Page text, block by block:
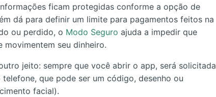
ficam protegidas conforme a opção de
dá para definir um limite para pagamentos feitos na
ou perdido, o Modo Seguro ajuda a impedir que
movimentem seu dinheiro.
jeito: sempre que você abrir o app, será solicitada
que pode ser um código, desenho ou
facial).